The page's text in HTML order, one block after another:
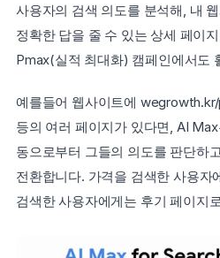
사용자의 검색 의도를 분석해, 내
정확한 답을 줄 수 있는 상세 페이
Pmax(실적 최대화) 캠페인에서도
예를들어 웹사이트에
등의 여러 페이지가 있다면, AI
동으로부터 그들의 의도를 판단하
전환합니다. 가격을 검색한 사용자
검색한 사용자에게는 후기 페이지